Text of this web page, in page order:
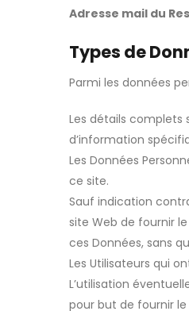
Adresse mail du
Types de
Parmi les données
Les détails
d’information
Les Données
ce site.
Sauf indication
site Web de fournir
ces Données, sans
Les Utilisateurs qui
L’utilisation
pour but de fournir